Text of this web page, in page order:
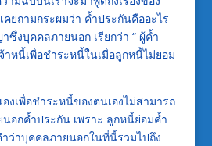
ยถามกระผมว่า ค้ำประกันคืออะไร
งบุคคลภายนอก เรียกว่า “ ผู้ค้ำ
าหนี้เพื่อชำระหนี้ในเมื่อลูกหนี้ไม่ยอม
งเพื่อชำระหนี้ของตนเองไม่สามารถ
อกค้ำประกัน เพราะ ลูกหนี้ย่อมค้ำ
ว่าบุคคลภายนอกในที่นี้รวมไปถึง